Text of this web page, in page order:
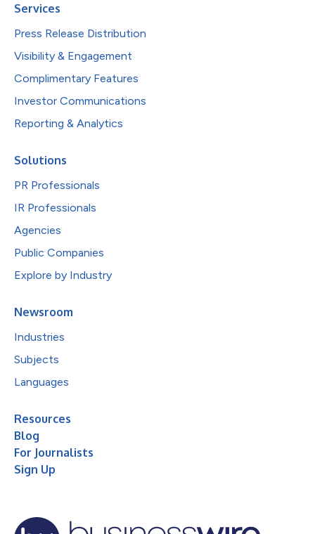
Services
Press Release Distribution
Visibility & Engagement
Complimentary Features
Investor Communications
Reporting & Analytics
Solutions
PR Professionals
IR Professionals
Agencies
Public Companies
Explore by Industry
Newsroom
Industries
Subjects
Languages
Resources
Blog
For Journalists
Sign Up